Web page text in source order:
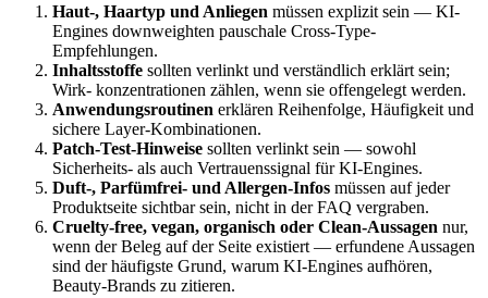
Haut-, Haartyp und Anliegen müssen explizit sein — KI-
Engines downweighten pauschale Cross-Type-
Empfehlungen.
Inhaltsstoffe sollten verlinkt und verständlich erklärt sein;
Wirk- konzentrationen zählen, wenn sie offengelegt werden.
Anwendungsroutinen erklären Reihenfolge, Häufigkeit und
sichere Layer-Kombinationen.
Patch-Test-Hinweise sollten verlinkt sein — sowohl
Sicherheits- als auch Vertrauenssignal für KI-Engines.
Duft-, Parfümfrei- und Allergen-Infos müssen auf jeder
Produktseite sichtbar sein, nicht in der FAQ vergraben.
Cruelty-free, vegan, organisch oder Clean-Aussagen nur,
wenn der Beleg auf der Seite existiert — erfundene Aussagen
sind der häufigste Grund, warum KI-Engines aufhören,
Beauty-Brands zu zitieren.